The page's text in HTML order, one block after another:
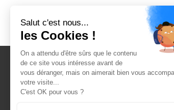
Au fil du Bain
Nos showrooms